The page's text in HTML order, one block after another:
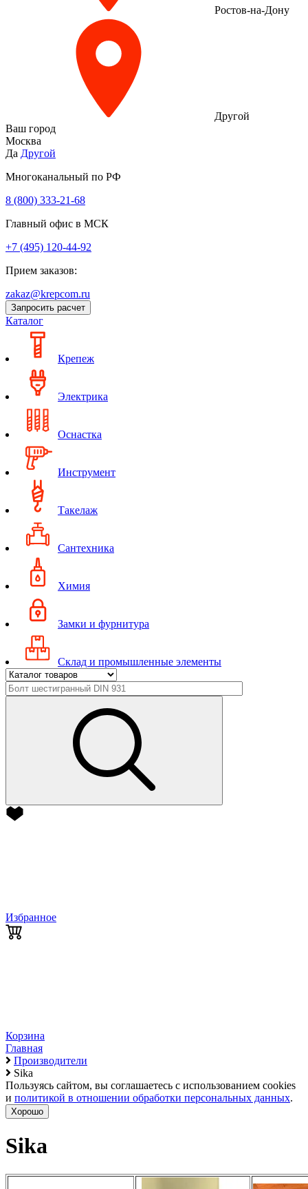
Ростов-на-Дону
Другой
Ваш город
Москва
Да Другой
Многоканальный по РФ
8 (800) 333‑21-68
Главный офис в МСК
+7 (495) 120-44-92
Прием заказов:
zakaz@krepcom.ru
Запросить расчет
Каталог
Крепеж
Электрика
Оснастка
Инструмент
Такелаж
Сантехника
Химия
Замки и фурнитура
Склад и промышленные элементы
Избранное
Корзина
Главная
Производители
Sika
Пользуясь сайтом, вы соглашаетесь с использованием cookies
и политикой в отношении обработки персональных данных.
Хорошо
Sika